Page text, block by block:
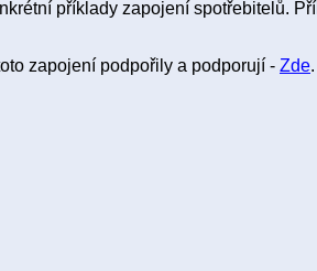
příklady zapojení spotřebitelů.
zapojení podpořily a podporují - Zde.